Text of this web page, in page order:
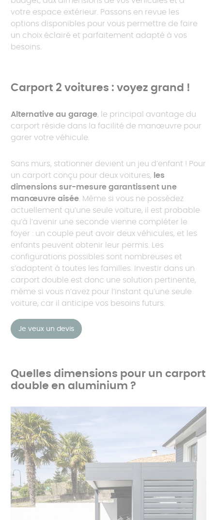
votre espace extérieur. Passons en revue les
options disponibles pour vous permettre de faire
un choix éclairé et parfaitement adapté à vos
besoins.
Carport 2 voitures : voyez grand !
Alternative au garage, le principal avantage du
carport réside dans la facilité de manœuvre pour
garer votre véhicule.
Sans murs, stationner devient un jeu d’enfant ! Pour
un carport conçu pour deux voitures, les
dimensions sur-mesure garantissent une
manœuvre aisée. Même si vous ne possédez
actuellement qu’une seule voiture, il est probable
qu’à l’avenir une seconde vienne compléter le
foyer : un couple peut avoir deux véhicules, et les
enfants peuvent obtenir leur permis. Les
configurations possibles sont nombreuses et
s’adaptent à toutes les familles. Investir dans un
carport double est donc une solution pertinente,
même si vous n’avez pour l’instant qu’une seule
voiture, car il anticipe vos besoins futurs.
Je veux un devis
Quelles dimensions pour un carport
double en aluminium ?